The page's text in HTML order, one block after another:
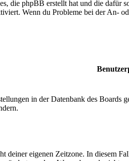
die phpBB erstellt hat und die dafür
Wenn du Probleme bei der An-
in der Datenbank des
deiner eigenen Zeitzone. In diesem